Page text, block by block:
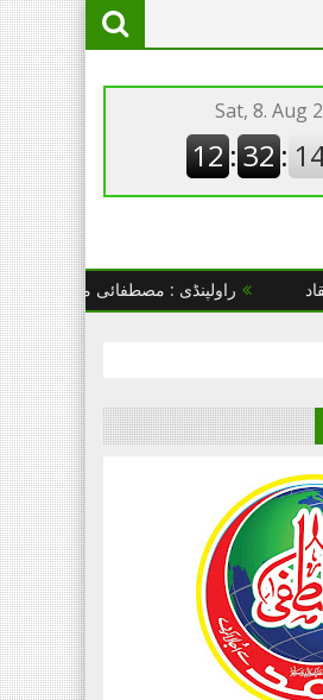
راولپنڈی : مصطفائی مرکز راولپنڈی میں